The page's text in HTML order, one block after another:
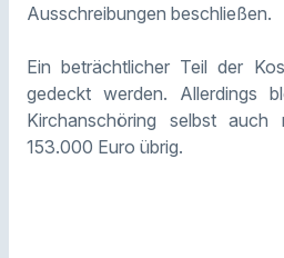
Ausschreibungen beschließen.
Ein beträchtlicher Teil der
gedeckt werden. Allerdings
Kirchanschöring selbst
153.000 Euro übrig.